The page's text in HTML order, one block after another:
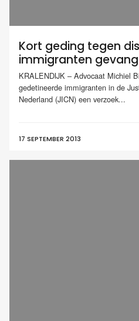
Kort geding tegen
immigranten
KRALENDIJK – Advocaat Michiel
gedetineerde immigranten in de
Nederland (JICN) een verzoek...
17 SEPTEMBER 2013